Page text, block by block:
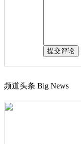
频道头条 Big News